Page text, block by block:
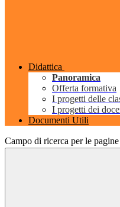
Didattica
Panoramica
Offerta formativa
I progetti delle
I progetti dei
Documenti Utili
Campo di ricerca per le